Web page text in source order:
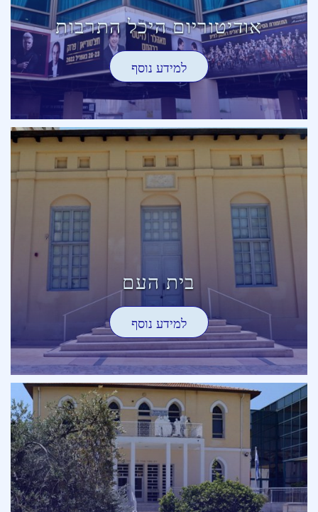
אודיטוריום היכל התרבות
למידע נוסף
בית העם
למידע נוסף